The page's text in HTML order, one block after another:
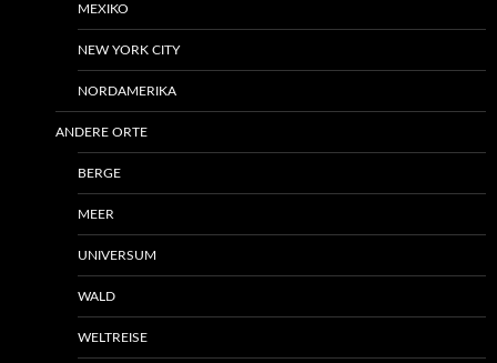
MEXIKO
NEW YORK CITY
NORDAMERIKA
ANDERE ORTE
BERGE
MEER
UNIVERSUM
WALD
WELTREISE